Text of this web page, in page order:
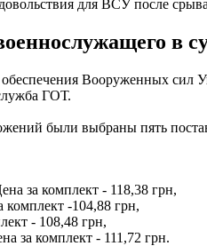
для ВСУ после
в
Вооруженных
ГОТ.
были выбраны пять
за комплект - 118,38 грн,
комплект -104,88 грн,
- 108,48 грн,
за комплект - 111,72 грн.